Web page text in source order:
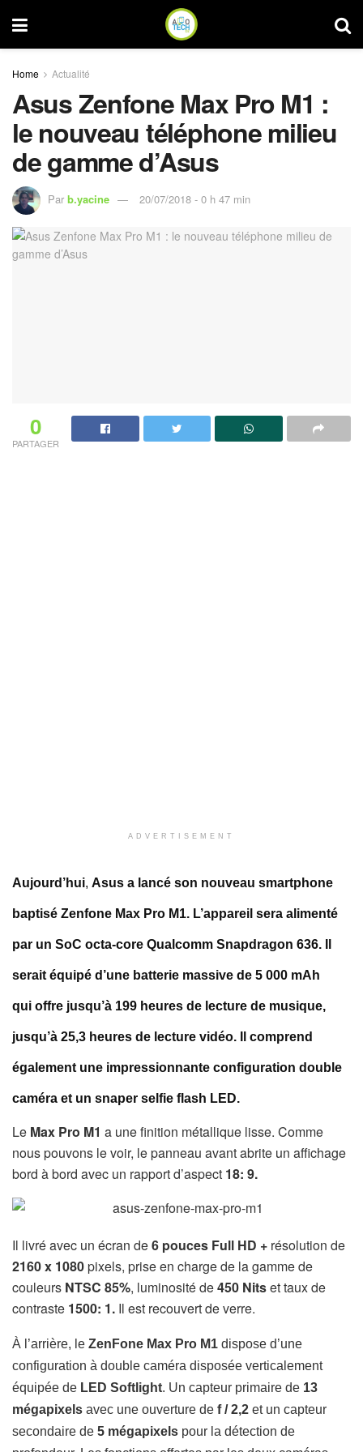
Home Actualité
Asus Zenfone Max Pro M1 :
le nouveau téléphone milieu
de gamme d’Asus
Par b.yacine 20/07/2018 - 0 h 47 min
0
PARTAGER
ADVERTISEMENT
Aujourd’hui, Asus a lancé son nouveau smartphone
baptisé Zenfone Max Pro M1. L’appareil sera alimenté
par un SoC octa-core Qualcomm Snapdragon 636. Il
serait équipé d’une batterie massive de 5 000 mAh
qui offre jusqu’à 199 heures de lecture de musique,
jusqu’à 25,3 heures de lecture vidéo. Il comprend
également une impressionnante configuration double
caméra et un snaper selfie flash LED.
Le Max Pro M1 a une finition métallique lisse. Comme
nous pouvons le voir, le panneau avant abrite un affichage
bord à bord avec un rapport d’aspect 18: 9.
Il livré avec un écran de6 pouces Full HD + résolution de
2160 x 1080pixels, prise en charge de la gamme de
couleurs NTSC 85%, luminosité de450 Nitset taux de
contraste 1500: 1. Il est recouvert de verre.
À l’arrière, le ZenFone Max Pro M1 dispose d’une
configuration à double caméra disposée verticalement
équipée de LED Softlight. Un capteur primaire de 13
mégapixels avec une ouverture de f / 2,2 et un capteur
secondaire de 5 mégapixels pour la détection de